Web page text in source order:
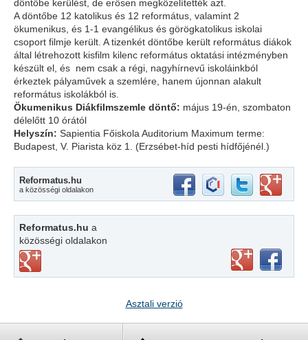
döntőbe kerülést, de erősen megközelítették azt.
A döntőbe 12 katolikus és 12 református, valamint 2
ökumenikus, és 1-1 evangélikus és görögkatolikus iskolai
csoport filmje került. A tizenkét döntőbe került református diákok
által létrehozott kisfilm kilenc református oktatási intézményben
készült el, és nem csak a régi, nagyhírnevű iskoláinkból
érkeztek pályaművek a szemlére, hanem újonnan alakult
református iskolákból is.
Ökumenikus Diákfilmszemle döntő: május 19-én, szombaton
délelőtt 10 órától
Helyszín: Sapientia Főiskola Auditorium Maximum terme:
Budapest, V. Piarista köz 1. (Erzsébet-híd pesti hídfőjénél.)
Reformatus.hu
a közösségi oldalakon
Reformatus.hu a
közösségi oldalakon
Asztali verzió